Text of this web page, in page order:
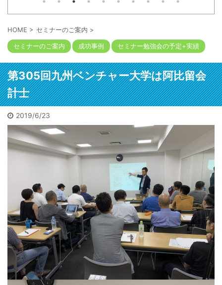
2026/2/4
人身事故でミンチを見た
身事故！乗ってた小田
が。恋活マッチングで
ンチデートに行く途中
。ガクンと急ブレーキ
プ。ビニール袋に包ま
た遺体は担架で運ばれ
が、大変な迷惑。3万
以上に遅延他の影響
。目撃者は「飛び込ん
瞬間を見てしまった。
だ」と警察官に。で、
重な機会だ。何でも見
やろう。事後の線路を
うと残置物があった。
2025/12/11
ー東京神田
収1
に会
てま
不動
た広
き詰
る」
に会
とに
寂れ
「宝
「ビ
オー
不動
功して
。群馬
1人でや
事業に
まって
もって
は15年
久々に
とんで
こと
書評】
寂れた
投資と
ルーオ
ンの歩
不動産
／書評
ス・
家」サ
り 皆さ
話100連発！質
疑応答。主催の
広田健太郎さん
は1人の大家業
で家賃収入1億
を突破。その経
緯の本は以下コ
メ欄に
ョンに応募。
恥知らず勘違
120人が出版企
画書と概要
を。本の出版
考える人には
参考になるで
しょう。自信
う。私も初出
版の時に言わ
れました。
「お前程度が
出せるならと
勇気が出た
よ」と。サイ
トは以下コメ
欄にリンク。
今はメチャク
チャな口述筆
記をAIが目次
構成かつ清書
するので誰で
も本は書けま
ーキが段
にかかっ
トップ。
ール袋に
れた遺体
架で運ば
が、大変
に遅延他
は「飛び
だ瞬間を
しまった
だ」と警
に。で、
な機会だ
でも見て
う。事後
路を追う
置物があ
た。離れ
所に。ミ
だ。ピン
HOME > セミナーのご案内 >
セミナーのご案内 成功事例 セミナー勉強会の予定+実績
第305回九州ベンチャー大学は阿比留会
計士
2019/6/23